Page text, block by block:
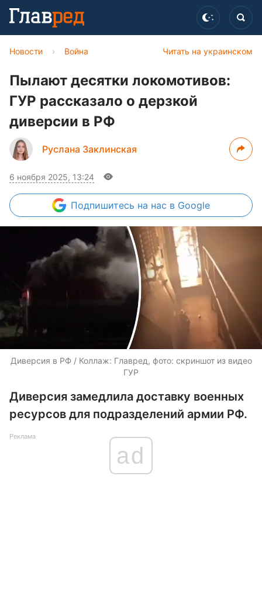
Читать на украинском
Новости › Война
Пылают десятки локомотивов:
ГУР рассказало о дерзкой
диверсии в РФ
Руслана Заклинская
6 ноября 2025, 13:24
Подпишитесь на нас в Google
Диверсия в РФ / Коллаж: Главред, фото: скриншот из видео
ГУР
Диверсия замедлила доставку военных
ресурсов для подразделений армии РФ.
Реклама
ad